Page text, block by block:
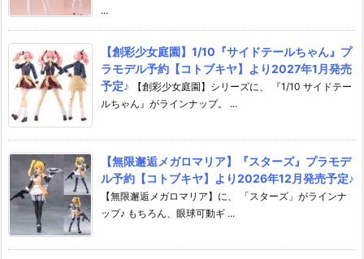
...
【創彩少女庭園】1/10『サイドテールちゃん』プ
ラモデル予約【コトブキヤ】より2027年1月発売
予定♪
【創彩少女庭園】シリーズに、 『1/10 サイドテー
ルちゃん』がラインナップ。 ...
【無限邂逅メガロマリア】『スターズ』プラモデ
ル予約【コトブキヤ】より2026年12月発売予定♪
【無限邂逅メガロマリア】に、 「スターズ」がラインナ
ップ♪ もちろん、眼球可動ギ ...